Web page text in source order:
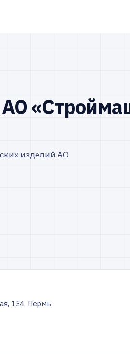
изделий АО
134, Пермь